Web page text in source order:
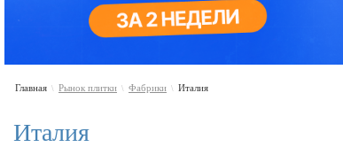
Главная \ Рынок плитки \ Фабрики \ Италия
Италия